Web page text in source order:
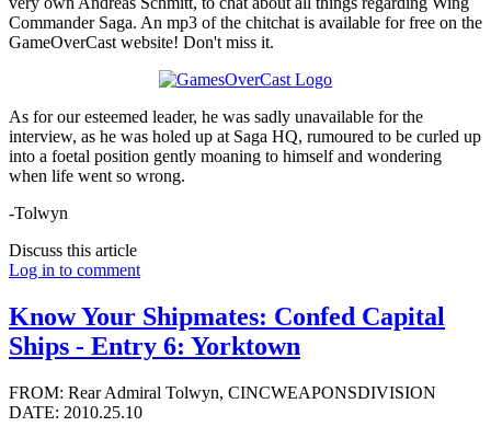
Commander Saga. An mp3 of the chitchat is available for free on the
GameOverCast website! Don't miss it.
As for our esteemed leader, he was sadly unavailable for the
interview, as he was holed up at Saga HQ, rumoured to be curled up
into a foetal position gently moaning to himself and wondering
when life went so wrong.
-Tolwyn
Discuss this article
Log in to comment
Know Your Shipmates: Confed Capital
Ships - Entry 6: Yorktown
FROM: Rear Admiral Tolwyn, CINCWEAPONSDIVISION
DATE: 2010.25.10